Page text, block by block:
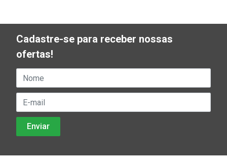
Cadastre-se para receber nossas
ofertas!